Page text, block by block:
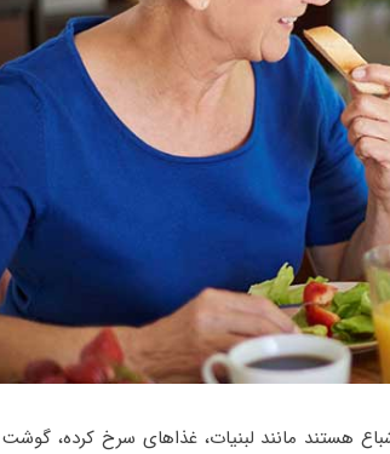
هستند مانند لبنیات، غذاهای سرخ کرده، گوشت